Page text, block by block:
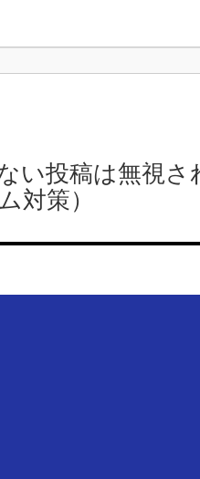
い投稿は無視
対策）